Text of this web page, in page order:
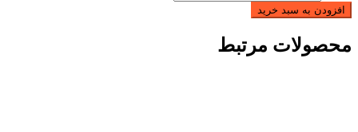
افزودن به سبد خرید
محصولات مرتبط